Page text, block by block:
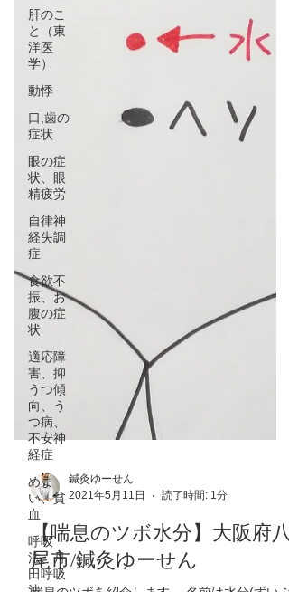
肝のこ
と（東
洋医
学）
動悸
口,歯の
症状
眼の症
状、眼
精疲労
自律神
経失調
症
食欲不
振、お
腹の症
状
適応障
害、抑
うつ傾
向、う
つ病、
不安神
経症
めま
い、貧
血
呼吸
法、丹
田呼吸